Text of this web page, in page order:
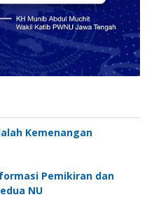
Kemenangan
Pemikiran dan
NU